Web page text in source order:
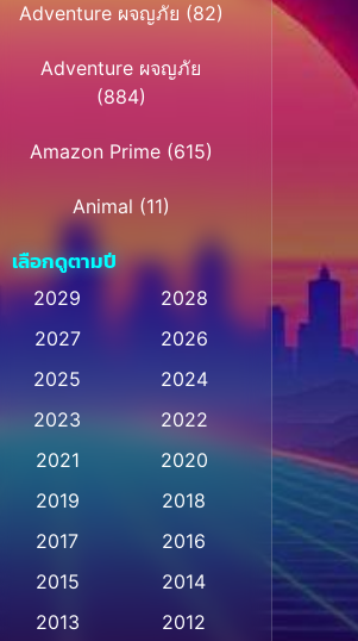
Adventure ผจญภัย (82)
Adventure ผจญภัย
(884)
Amazon Prime(615)
Animal (11)
Animation การ์ตูน (32)
Animation การ์ตูน
Animation การ์ตูน
Animation อนิเมชั่น(1)
Animation แอนิเมชัน(1)
Anthology (2)
เลือกดูตามปี
2029
2028
2027
2026
2025
2024
2023
2022
2021
2020
2019
2018
2017
2016
2015
2014
2013
2012